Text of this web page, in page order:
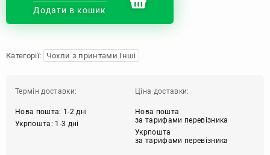
Додати в кошик
Категорії: Чохли з принтами Інші
Термін доставки:
Нова пошта: 1-2 дні
Укрпошта: 1-3 дні
Ціна доставки:
Нова пошта
за тарифами перевізника
Укрпошта
за тарифами перевізника